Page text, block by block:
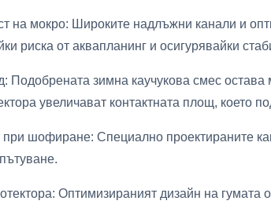
на мокро: Широките надлъжни канали и
риска от аквапланинг и осигурявайки
Подобрената зимна каучукова смес
увеличават контактната площ, което
шофиране: Специално проектираните
Оптимизираният дизайн на